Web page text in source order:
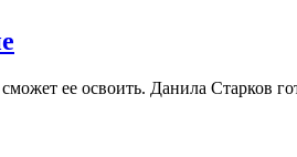
ее освоить. Данила Старков